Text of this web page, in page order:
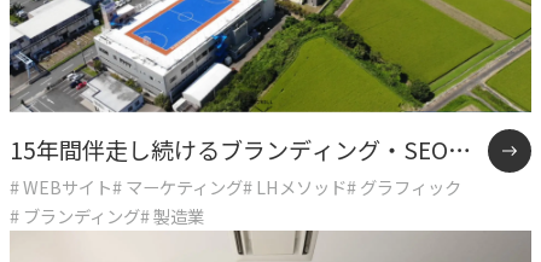
中期経営計画から人事を設計する
実行エンジン
→
SERVICE
15年間伴走し続けるブランディング・SEO戦
略支援事例
# WEBサイト# マーケティング# LHメソッド# グラフィック
# ブランディング# 製造業